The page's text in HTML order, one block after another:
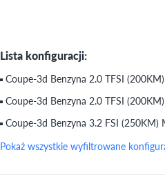
Lista konfiguracji:
Coupe-3d Benzyna 2.0 TFSI
Coupe-3d Benzyna 2.0 TFSI
Coupe-3d Benzyna 3.2 FSI
Pokaż wszystkie wyfiltrowane